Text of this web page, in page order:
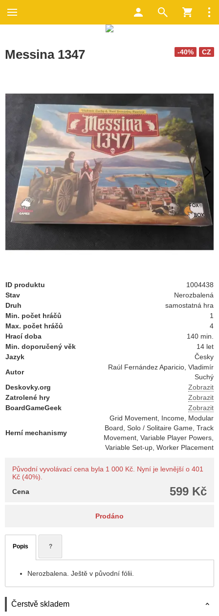
CZ
-40%
Messina 1347
ID produktu
1004438
Stav
Nerozbalená
Druh
samostatná hra
Min. počet hráčů
1
Max. počet hráčů
4
Hrací doba
140 min.
Min. doporučený věk
14 let
Jazyk
Česky
Autor
Raúl Fernández Aparicio, Vladimír
Suchý
Deskovky.org
Zobrazit
Zatrolené hry
Zobrazit
BoardGameGeek
Zobrazit
Herní mechanismy
Grid Movement, Income, Modular
Board, Solo / Solitaire Game, Track
Movement, Variable Player Powers,
Variable Set-up, Worker Placement
Původní vyvolávací cena byla 1 000 Kč. Nyní je levnější o 401
Kč (40%).
599 Kč
Cena
Prodáno
Popis ?
Nerozbalena. Ještě v původní fólii.
Čerstvě skladem